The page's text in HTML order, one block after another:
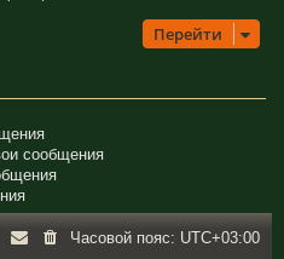
Перейти
сообщения
Часовой пояс: UTC+03:00